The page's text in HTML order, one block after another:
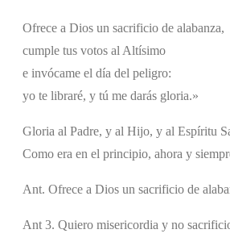
Ofrece a Dios un sacrificio de alabanza,
cumple tus votos al Altísimo
e invócame el día del peligro:
yo te libraré, y tú me darás gloria.»
Gloria al Padre, y al Hijo, y al Espíritu
Como era en el principio, ahora y
Ant. Ofrece a Dios un sacrificio de
Ant 3. Quiero misericordia y no